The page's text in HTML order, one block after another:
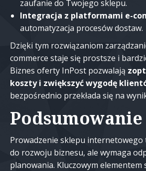
zaufanie do Twojego sklepu.
Integracja z platformami e-
automatyzacja procesów dostaw.
Dzięki tym rozwiązaniom
commerce staje się prostsze i
Biznes oferty InPost pozwalają
koszty i zwiększyć wygodę
bezpośrednio przekłada się na
Podsumowanie
Prowadzenie sklepu internetowego
do rozwoju biznesu, ale wymaga
planowania. Kluczowym elementem